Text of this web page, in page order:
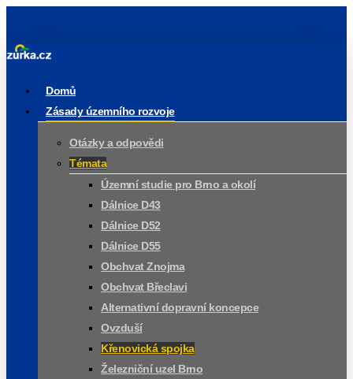
main
Menu
Domů
Zásady územního rozvoje
Otázky a odpovědi
Témata
Územní studie pro Brno a okolí
Dálnice D43
Dálnice D52
Dálnice D55
Obchvat Znojma
Obchvat Břeclavi
Alternativní dopravní koncepce
Ovzduší
Křenovická spojka
Železniční uzel Brno